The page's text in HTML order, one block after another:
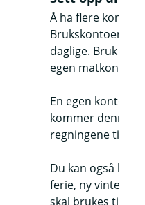
Å ha flere
Brukskontoen
daglige. Bruk én
egen matkonto -
En egen konto til
kommer denne
regningene til å
Du kan også ha
ferie, ny
skal brukes til